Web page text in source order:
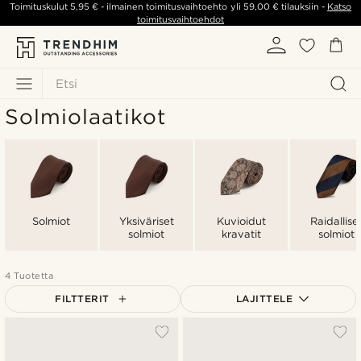
Etsi
Toimituskulut5,95 € - ilmainen toimitusvaihtoehto yli 59,00 €tilauksiin - Katso
toimitusvaihtoehdot
Solmiolaatikot
Solmiot
Yksiväriset
solmiot
Kuvioidut
kravatit
solmiot
4 Tuotetta
FILTTERIT LAJITTELE